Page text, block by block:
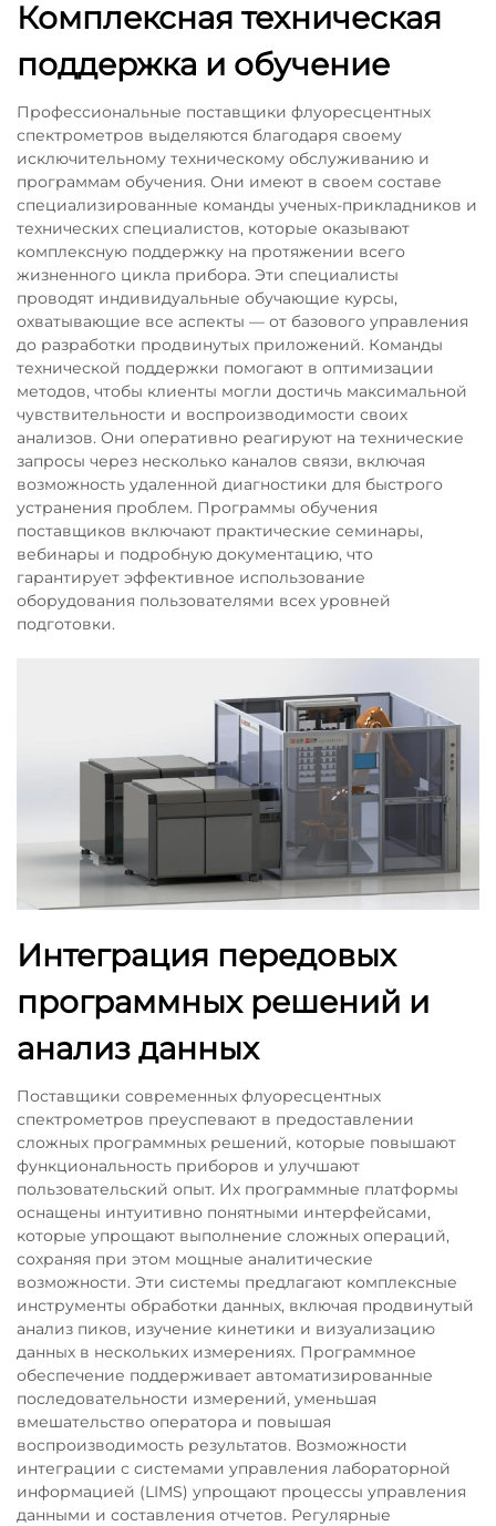
Комплексная техническая
поддержка и обучение
Профессиональные поставщики флуоресцентных
спектрометров выделяются благодаря своему
исключительному техническому обслуживанию и
программам обучения. Они имеют в своем составе
специализированные команды ученых-прикладников и
технических специалистов, которые оказывают
комплексную поддержку на протяжении всего
жизненного цикла прибора. Эти специалисты
проводят индивидуальные обучающие курсы,
охватывающие все аспекты — от базового управления
до разработки продвинутых приложений. Команды
технической поддержки помогают в оптимизации
методов, чтобы клиенты могли достичь максимальной
чувствительности и воспроизводимости своих
анализов. Они оперативно реагируют на технические
запросы через несколько каналов связи, включая
возможность удаленной диагностики для быстрого
устранения проблем. Программы обучения
поставщиков включают практические семинары,
вебинары и подробную документацию, что
гарантирует эффективное использование
оборудования пользователями всех уровней
подготовки.
Интеграция передовых
программных решений и
анализ данных
Поставщики современных флуоресцентных
спектрометров преуспевают в предоставлении
сложных программных решений, которые повышают
функциональность приборов и улучшают
пользовательский опыт. Их программные платформы
оснащены интуитивно понятными интерфейсами,
которые упрощают выполнение сложных операций,
сохраняя при этом мощные аналитические
возможности. Эти системы предлагают комплексные
инструменты обработки данных, включая продвинутый
анализ пиков, изучение кинетики и визуализацию
данных в нескольких измерениях. Программное
обеспечение поддерживает автоматизированные
последовательности измерений, уменьшая
вмешательство оператора и повышая
воспроизводимость результатов. Возможности
интеграции с системами управления лабораторной
информацией (LIMS) упрощают процессы управления
данными и составления отчетов. Регулярные